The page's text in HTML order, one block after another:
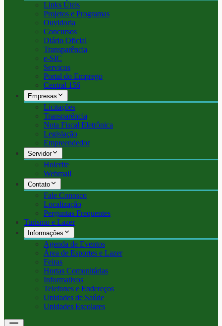
Links Úteis
Projetos e Programas
Ouvidoria
Concursos
Diário Oficial
Transparência
e-SIC
Serviços
Portal do Emprego
Central 156
Empresas
Licitações
Transparência
Nota Fiscal Eletrônica
Legislação
Empreendedor
Servidor
Holerite
Webmail
Contato
Fale Conosco
Localização
Perguntas Frequentes
Turismo e Lazer
Informações
Agenda de Eventos
Área de Esportes e Lazer
Feiras
Hortas Comunitárias
Informativos
Telefones e Endereços
Unidades de Saúde
Unidades Escolares